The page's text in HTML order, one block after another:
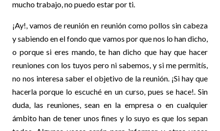
mucho trabajo, no puedo estar por ti.
¡Ay!, vamos de reunión en reunión como pollos sin cabeza
y sabiendo en el fondo que vamos por que nos lo han dicho,
o porque si eres mando, te han dicho que hay que hacer
reuniones con los tuyos pero ni sabemos, y si me permitís,
no nos interesa saber el objetivo de la reunión. ¡Si hay que
hacerla porque lo escuché en un curso, pues se hace!. Sin
duda, las reuniones, sean en la empresa o en cualquier
ámbito han de tener unos fines y lo suyo es que los sepan